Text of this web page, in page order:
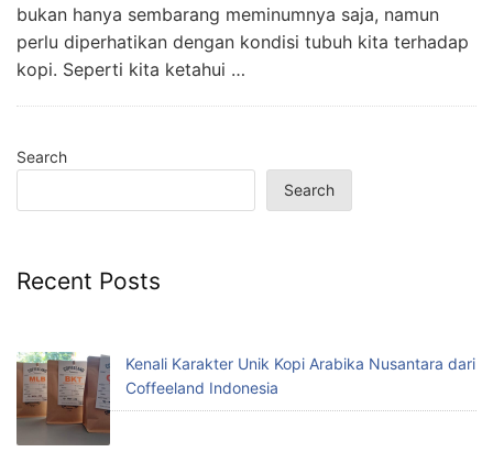
bukan hanya sembarang meminumnya saja, namun
perlu diperhatikan dengan kondisi tubuh kita terhadap
kopi. Seperti kita ketahui …
Search
Search
Recent Posts
Kenali Karakter Unik Kopi Arabika Nusantara dari
Coffeeland Indonesia